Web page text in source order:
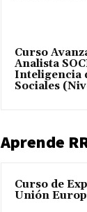
Curso
Analista
Inteligencia
Sociales
Aprende
Curso de
Unión